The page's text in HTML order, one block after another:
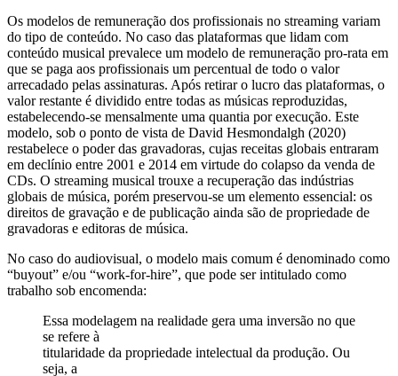
Os modelos de remuneração dos profissionais no streaming variam
do tipo de conteúdo. No caso das plataformas que lidam com
conteúdo musical prevalece um modelo de remuneração pro-rata em
que se paga aos profissionais um percentual de todo o valor
arrecadado pelas assinaturas. Após retirar o lucro das plataformas, o
valor restante é dividido entre todas as músicas reproduzidas,
estabelecendo-se mensalmente uma quantia por execução. Este
modelo, sob o ponto de vista de David Hesmondalgh (2020)
restabelece o poder das gravadoras, cujas receitas globais entraram
em declínio entre 2001 e 2014 em virtude do colapso da venda de
CDs. O streaming musical trouxe a recuperação das indústrias
globais de música, porém preservou-se um elemento essencial: os
direitos de gravação e de publicação ainda são de propriedade de
gravadoras e editoras de música.
No caso do audiovisual, o modelo mais comum é denominado como
“buyout” e/ou “work-for-hire”, que pode ser intitulado como
trabalho sob encomenda:
Essa modelagem na realidade gera uma inversão no que
se refere à
titularidade da propriedade intelectual da produção. Ou
seja, a